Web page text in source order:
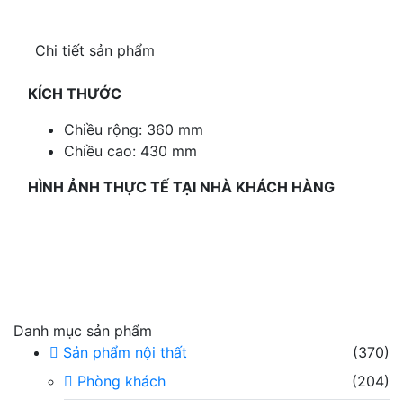
Chi tiết sản phẩm
KÍCH THƯỚC
Chiều rộng: 360 mm
Chiều cao: 430 mm
HÌNH ẢNH THỰC TẾ TẠI NHÀ KHÁCH HÀNG
Danh mục sản phẩm
Sản phẩm nội thất
(370)
Phòng khách
(204)